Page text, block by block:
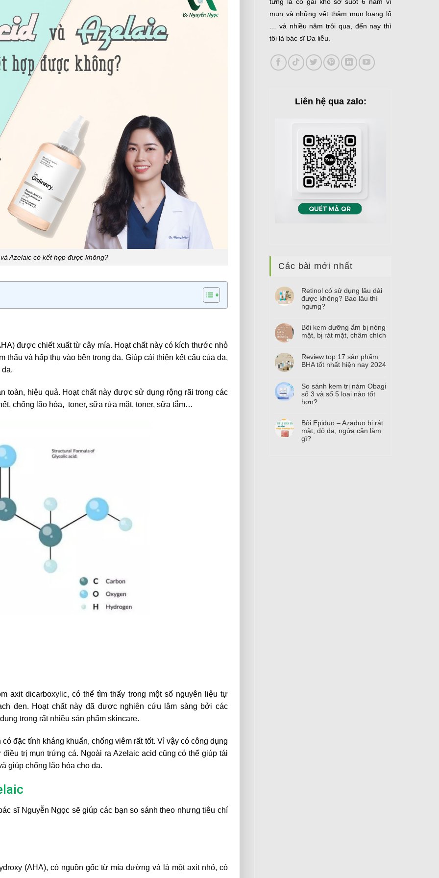
Azelaic có kết hợp được không?
được chiết xuất từ cây mía. Hoạt chất này có kích thước nhỏ
thấu và hấp thụ vào bên trong da. Giúp cải thiện kết cấu của da,
toàn, hiệu quả. Hoạt chất này được sử dụng rộng rãi trong các
chống lão hóa, toner, sữa rửa mặt, toner, sữa tắm…
axit dicarboxylic, có thể tìm thấy trong một số nguyên liệu tự
đen. Hoạt chất này đã được nghiên cứu lâm sàng bởi các
trong rất nhiều sản phẩm skincare.
đặc tính kháng khuẩn, chống viêm rất tốt. Vì vậy có công dụng
trị mụn trứng cá. Ngoài ra Azelaic acid cũng có thể giúp tái
giúp chống lão hóa cho da.
sĩ Nguyễn Ngọc sẽ giúp các bạn so sánh theo nhưng tiêu chí
(AHA), có nguồn gốc từ mía đường và là một axit nhỏ, có
mụn và những vết thâm mụn loang lổ
… và nhiều năm trôi qua, đến nay thì
tôi là bác sĩ Da liễu.
Liên hệ qua zalo:
Các bài mới nhất
Retinol có sử dụng lâu dài
được không? Bao lâu thì
ngưng?
Bôi kem dưỡng ẩm bị nóng
mặt, bị rát mặt, châm chích
Review top 17 sản phẩm
BHA tốt nhất hiện nay 2024
So sánh kem trị nám Obagi
số 3 và số 5 loại nào tốt
hơn?
Bôi Epiduo – Azaduo bị rát
mặt, đỏ da, ngứa cần làm
gì?